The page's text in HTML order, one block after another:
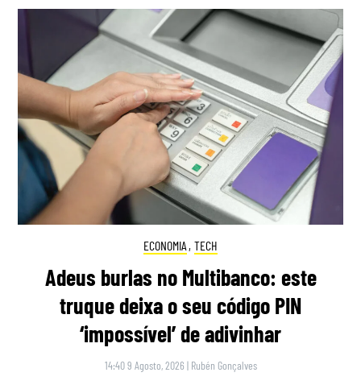
ECONOMIA , TECH
Adeus burlas no Multibanco: este
truque deixa o seu código PIN
‘impossível’ de adivinhar
14:40 9 Agosto, 2026 | Rubén Gonçalves